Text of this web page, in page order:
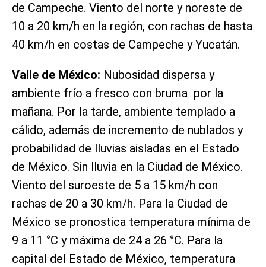
de Campeche. Viento del norte y noreste de
10 a 20 km/h en la región, con rachas de hasta
40 km/h en costas de Campeche y Yucatán.
Valle de México: Nubosidad dispersa y
ambiente frío a fresco con bruma por la
mañana. Por la tarde, ambiente templado a
cálido, además de incremento de nublados y
probabilidad de lluvias aisladas en el Estado
de México. Sin lluvia en la Ciudad de México.
Viento del suroeste de 5 a 15 km/h con
rachas de 20 a 30 km/h. Para la Ciudad de
México se pronostica temperatura mínima de
9 a 11 °C y máxima de 24 a 26 °C. Para la
capital del Estado de México, temperatura